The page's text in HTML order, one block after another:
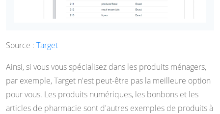
Source : Target
Ainsi, si vous vous spécialisez dans les produits ménagers,
par exemple, Target n'est peut-être pas la meilleure option
pour vous. Les produits numériques, les bonbons et les
articles de pharmacie sont d'autres exemples de produits à